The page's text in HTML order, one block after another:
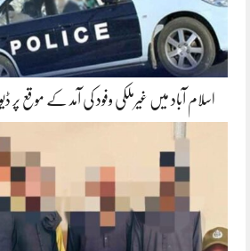
اسلام آباد میں غیرملکی وفود کی آمد کے موقع